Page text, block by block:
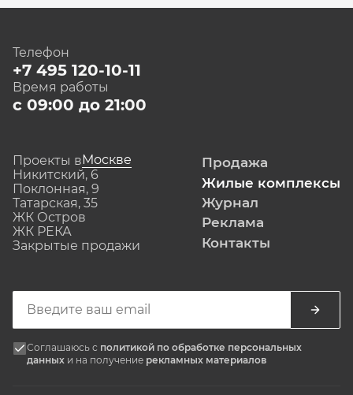
Телефон
+7 495 120-10-11
Время работы
с 09:00 до 21:00
Проекты вМоскве
Никитский, 6
Поклонная, 9
Татарская, 35
ЖК Остров
ЖК РЕКА
Закрытые продажи
Продажа
Жилые комплексы
Журнал
Реклама
Контакты
Соглашаюсь с политикой по обработке персональных
данных и на получение рекламных материалов